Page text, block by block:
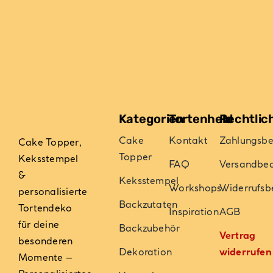
Cake Topper,
Keksstempel
&
personalisierte
Tortendeko
für deine
besonderen
Momente –
Kategorien
Cake
Topper
Keksstempel
Backzutaten
Backzubehör
Dekoration
Tortenheld
Kontakt
FAQ
Workshops
InspirationAGB
Vertrag
widerrufen